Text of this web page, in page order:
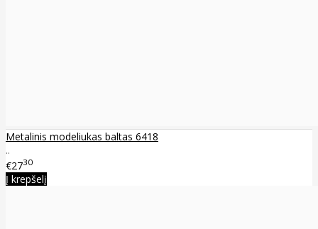
Metalinis modeliukas baltas 6418
..
€2730
Į krepšelį